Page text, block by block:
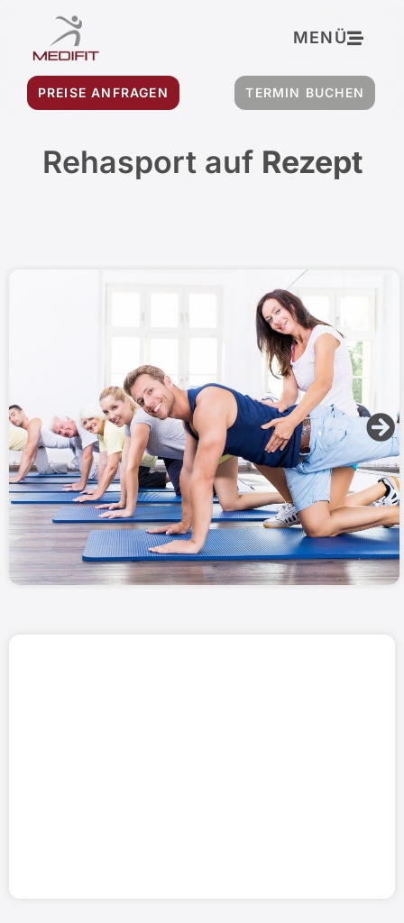
springen
MENÜ
PREISE ANFRAGEN TERMIN BUCHEN
Rehasport auf Rezept